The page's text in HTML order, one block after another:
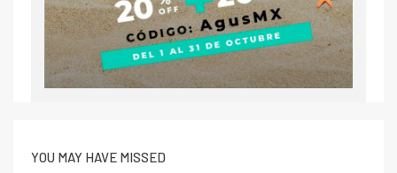
YOU MAY HAVE MISSED